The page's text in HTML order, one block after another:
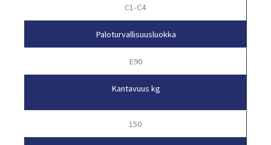
C1-C4
Paloturvallisuusluokka
E90
Kantavuus kg
150